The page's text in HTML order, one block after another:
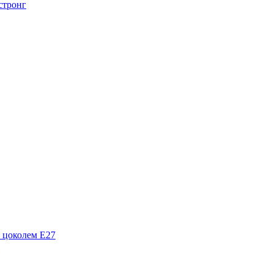
Е27